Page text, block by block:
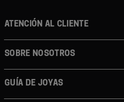
ATENCIÓN AL CLIENTE
SOBRE NOSOTROS
GUÍA DE JOYAS